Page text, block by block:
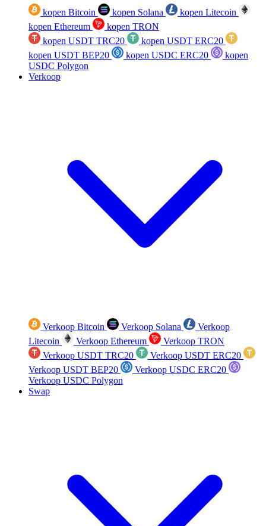
kopen Bitcoin kopen Solana
kopen Litecoin
kopen Ethereum
kopen TRON
kopen USDT TRC20
kopen USDT ERC20
kopen USDT BEP20
kopen USDC ERC20
kopen
USDC Polygon
Verkoop
Verkoop Bitcoin Verkoop Solana
Verkoop
Litecoin
Verkoop Ethereum
Verkoop TRON
Verkoop USDT TRC20
Verkoop USDT ERC20
Verkoop USDT BEP20
Verkoop USDC ERC20
Verkoop USDC Polygon
Swap